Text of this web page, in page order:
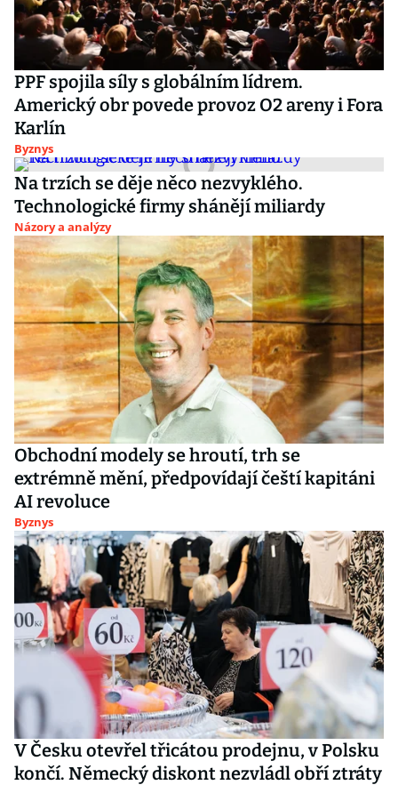
PPF spojila síly s globálním lídrem.
Americký obr povede provoz O2 areny i Fora
Karlín
Byznys
Na trzích se děje něco nezvyklého.
Technologické firmy shánějí miliardy
Názory a analýzy
Obchodní modely se hroutí, trh se
extrémně mění, předpovídají čeští kapitáni
AI revoluce
Byznys
V Česku otevřel třicátou prodejnu, v Polsku
končí. Německý diskont nezvládl obří ztráty